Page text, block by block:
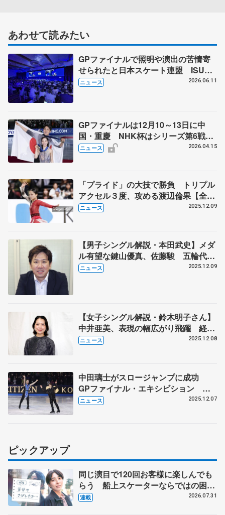
あわせて読みたい
GPファイナルで照明や演出の苦情寄
せられたと日本スケート連盟 ISU総
会で発言「スケーター見たいファンに
ニュース 2026.06.11
GPファイナルは12月10～13日に中
国・重慶 NHK杯はシリーズ第6戦、
11月27～29日に東京 2026～27年シ
ニュース 2026.04.15
「プライド」の大技で勝負 トリプル
アクセル３度、攻める渡辺倫果【全日
本フィギュア直前連載②】
ニュース 2025.12.09
【男子シングル解説・本田武史】メダ
ル有望な鍵山優真、佐藤駿 五輪代表
３枠目争いは三浦佳生か友野一希か
ニュース 2025.12.09
【女子シングル解説・鈴木明子さん】
中井亜美、表現の幅広がり飛躍 経験
生かした坂本花織
ニュース 2025.12.08
中田璃士がスロージャンプに成功
GPファイナル・エキシビション り
くりゅう迫力の滑り 中井亜美、鍵山
ニュース 2025.12.07
ピックアップ
同じ演目で120回お客様に楽しんでも
らう 船上スケーターならではの困難
とは 影響あったPIW前キャプテン松
連載 2026.07.31